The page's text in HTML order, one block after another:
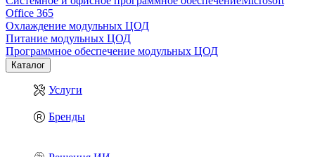
Office 365
Охлаждение модульных ЦОД
Питание модульных ЦОД
Программное обеспечение модульных ЦОД
Каталог
Услуги
Бренды